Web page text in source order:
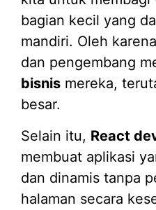
bagian kecil yang
mandiri. Oleh
dan pengembang
bisnis mereka,
besar.
Selain itu, React
membuat aplikasi
dan dinamis tanpa
halaman secara